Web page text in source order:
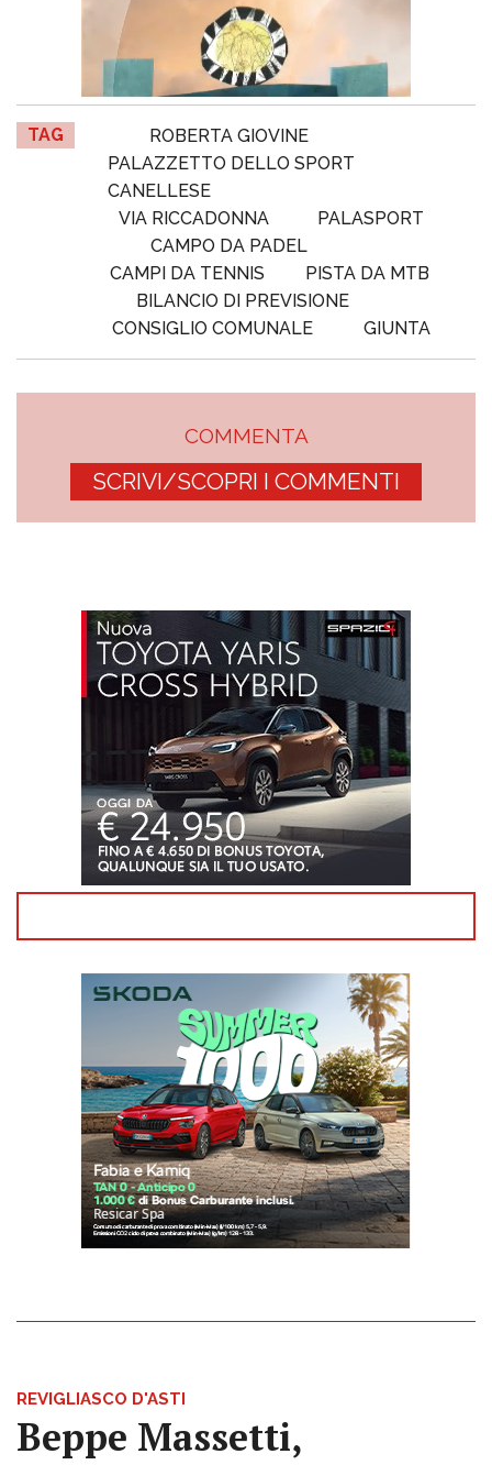
TAG
ROBERTA GIOVINE
PALAZZETTO DELLO SPORT
CANELLESE
VIA RICCADONNA
PALASPORT
CAMPO DA PADEL
CAMPI DA TENNIS
PISTA DA MTB
BILANCIO DI PREVISIONE
CONSIGLIO COMUNALE
GIUNTA
COMMENTA
SCRIVI/SCOPRI I COMMENTI
REVIGLIASCO D'ASTI
Beppe Massetti,